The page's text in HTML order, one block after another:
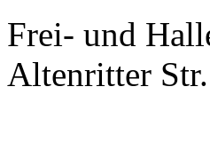
Frei- und
Altenritter